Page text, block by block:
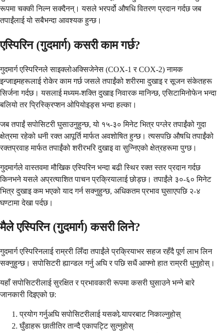
रूपमा चक्की निल्न सक्दैनन्। यसले भरपर्दो औषधि वितरण प्रदान गर्दछ जब
तपाईंलाई यो सबैभन्दा आवश्यक हुन्छ।
एस्पिरिन (गुदमार्ग) कसरी काम गर्छ?
गुदमार्ग एस्पिरिनले साइक्लोअक्सिजेनेस (COX-1 र COX-2) नामक
इन्जाइमहरूलाई रोकेर काम गर्छ जसले तपाईंको शरीरमा दुखाइ र सूजन संकेतहरू
सिर्जना गर्दछ। यसलाई मध्यम-शक्ति दुखाइ निवारक मानिन्छ, एसिटामिनोफेन भन्दा
बलियो तर प्रिस्क्रिप्शन ओपियोइड्स भन्दा हल्का।
जब तपाईं सपोसिटरी घुसाउनुहुन्छ, यो १५-३० मिनेट भित्र पग्लेर तपाईंको गुदा
क्षेत्रमा रहेको धनी रक्त आपूर्ति मार्फत अवशोषित हुन्छ। त्यसपछि औषधि तपाईंको
रक्तप्रवाह मार्फत तपाईंको शरीरभरि दुखाइ वा सुन्निएको क्षेत्रहरूमा पुग्छ।
गुदमार्गले वास्तवमा मौखिक एस्पिरिन भन्दा बढी स्थिर रक्त स्तर प्रदान गर्दछ
किनभने यसले अप्रत्याशित पाचन प्रक्रियालाई छोड्छ। तपाईंले ३०-६० मिनेट
भित्र दुखाइ कम भएको याद गर्न सक्नुहुन्छ, अधिकतम प्रभाव घुसाएपछि २-४
घण्टामा देखा पर्दछ।
मैले एस्पिरिन (गुदमार्ग) कसरी लिने?
गुदमार्ग एस्पिरिनलाई राम्ररी लिँदा तपाईंले प्रक्रियाभर सहज रहँदै पूर्ण लाभ लिन
सक्नुहुन्छ। सपोसिटरी ह्यान्डल गर्नु अघि र पछि सधैं आफ्नो हात राम्ररी धुनुहोस्।
यहाँ सपोसिटरीलाई सुरक्षित र प्रभावकारी रूपमा कसरी घुसाउने भन्ने बारे
जानकारी दिइएको छ:
प्रयोग गर्नुअघि सपोसिटरीलाई यसको र्‍यापरबाट निकाल्नुहोस्
घुँडाहरू छातीतिर तान्दै एकापट्टि सुत्नुहोस्